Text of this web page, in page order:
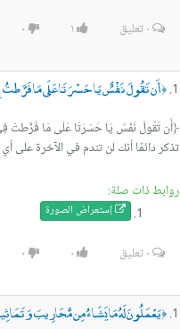
٠تعليق ١ ٠
﴿أَن تَقُولَ نَفْسٌ يَا حَسْرَتَا عَلَى مَا فَرَّطتُ
تذكر دائمًا أنك لن تندم في اﻵخرة على
روابط ذات صلة:
إستعراض الصورة
٠تعليق ٠ ٠
﴿يَعْمَلُونَ لَهُ مَا يَشَاءُ مِن مَّحَارِيبَ